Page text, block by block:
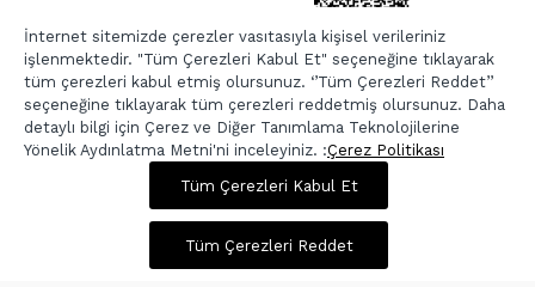
431,00 TL 1.725,00 TL
Sepette %20 İndirim
ETBIS GÜVEN DAMGASI
Copyright © 2026, Berr-In.com, Tüm Hakları Saklıdır.
Tüm Çerezleri Kabul Et
İnternet sitemizde çerezler vasıtasıyla kişisel verileriniz
işlenmektedir. "Tüm Çerezleri Kabul Et" seçeneğine tıklayarak
tüm çerezleri kabul etmiş olursunuz. ‘’Tüm Çerezleri Reddet’’
seçeneğine tıklayarak tüm çerezleri reddetmiş olursunuz. Daha
detaylı bilgi için Çerez ve Diğer Tanımlama Teknolojilerine
Yönelik Aydınlatma Metni'ni inceleyiniz. :Çerez Politikası
Tüm Çerezleri Reddet